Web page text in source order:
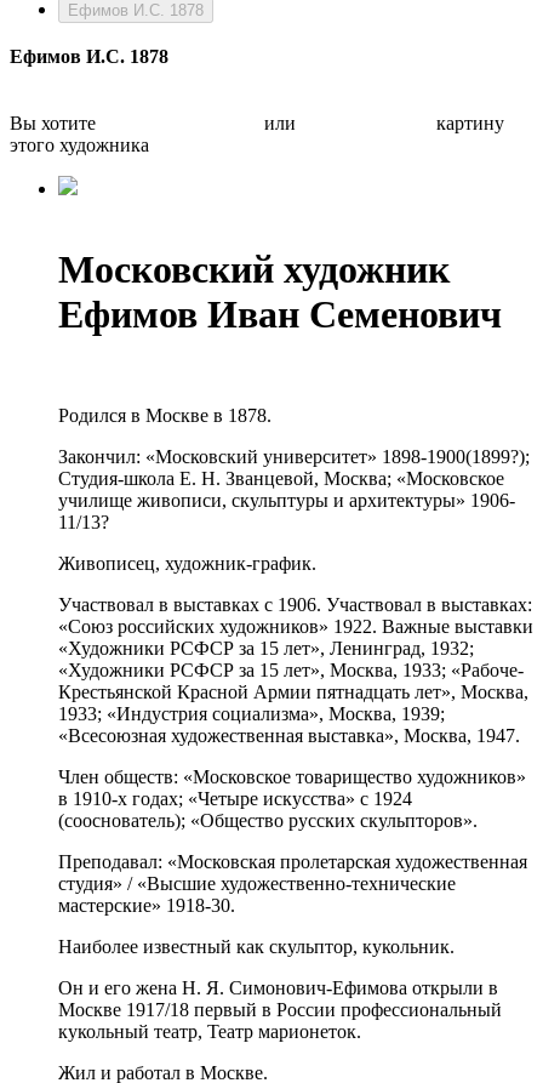
Ефимов И.С. 1878
Ефимов И.С. 1878
Вы хотите или
картину
этого художника
Московский художник
Ефимов Иван Семенович
Родился в Москве в 1878.
Закончил: «Московский университет» 1898-1900(1899?);
Студия-школа Е. Н. Званцевой, Москва; «Московское
училище живописи, скульптуры и архитектуры» 1906-
11/13?
Живописец, художник-график.
Участвовал в выставках с 1906. Участвовал в выставках:
«Союз российских художников» 1922. Важные выставки
«Художники РСФСР за 15 лет», Ленинград, 1932;
«Художники РСФСР за 15 лет», Москва, 1933; «Рабоче-
Крестьянской Красной Армии пятнадцать лет», Москва,
1933; «Индустрия социализма», Москва, 1939;
«Всесоюзная художественная выставка», Москва, 1947.
Член обществ: «Московское товарищество художников»
в 1910-х годах; «Четыре искусства» с 1924
(сооснователь); «Общество русских скульпторов».
Преподавал: «Московская пролетарская художественная
студия» / «Высшие художественно-технические
мастерские» 1918-30.
Наиболее известный как скульптор, кукольник.
Он и его жена Н. Я. Симонович-Ефимова открыли в
Москве 1917/18 первый в России профессиональный
кукольный театр, Театр марионеток.
Жил и работал в Москве.